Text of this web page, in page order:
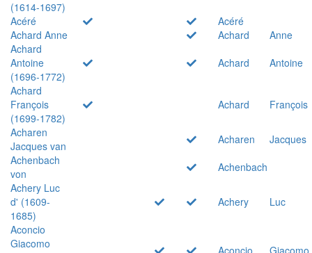
(1614-1697)
Acéré
Acéré
Achard Anne
Achard
Anne
Achard
Antoine
(1696-1772)
Achard
Antoine
Achard
François
(1699-1782)
Achard
François
Acharen
Jacques van
Acharen
Jacques
Achenbach
von
Achenbach
Achery Luc
d' (1609-
1685)
Achery
Luc
Aconcio
Giacomo
Aconcio Giacomo